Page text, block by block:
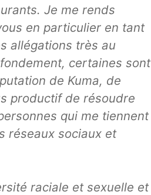
Je me rends
en particulier en tant
allégations très au
certaines sont
de Kuma, de
productif de résoudre
qui me tiennent
réseaux sociaux et
raciale et sexuelle et